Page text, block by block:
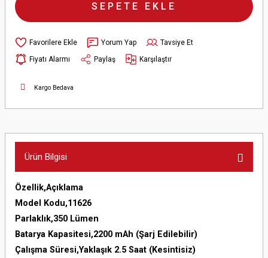
SEPETE EKLE
Yorum Yap
Tavsiye Et
Fiyatı Alarmı
Paylaş Karşılaştır
Kargo Bedava
Ürün Bilgisi
Özellik,Açıklama
Model Kodu,11626
Parlaklık,350 Lümen
Batarya Kapasitesi,2200 mAh (Şarj Edilebilir)
Çalışma Süresi,Yaklaşık 2.5 Saat (Kesintisiz)